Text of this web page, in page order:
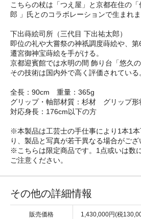
こちらの杖は「つえ屋」と京都在住の
郎 」氏とのコラボレーションで生まれま
下出蒔絵司所（三代目 下出祐太郎）
即位の礼や大嘗祭の神祇調度蒔絵や、
遷宮御神宝蒔絵を手がける。
京都迎賓館では水明の間 飾り台「悠久
その技術は国内外で高く評価されている
全長：90cm 重量：365g
グリップ・軸部材質：杉材 グリップ形
対応身長：176cm以下の方
※本製品は工芸士の手仕事により1本1
り、製品と写真が若干異なる場合がござ
※こちらは限定商品です。1点或いは数
ご注意ください。
その他の詳細情報
販売価格 1,430,000円(税